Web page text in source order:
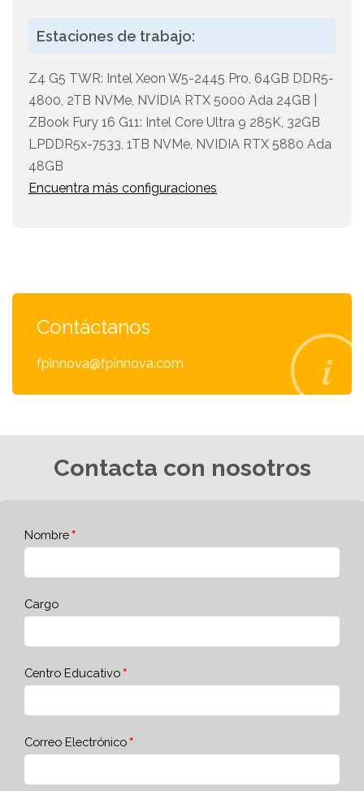
Estaciones de trabajo:
Z4 G5 TWR: Intel Xeon W5-2445 Pro, 64GB DDR5-
4800, 2TB NVMe, NVIDIA RTX 5000 Ada 24GB |
ZBook Fury 16 G11: Intel Core Ultra 9 285K, 32GB
LPDDR5x-7533, 1TB NVMe, NVIDIA RTX 5880 Ada
48GB
Encuentra más configuraciones
Contáctanos
fpinnova@fpinnova.com
Contacta con nosotros
Nombre
Cargo
Centro Educativo
Correo Electrónico